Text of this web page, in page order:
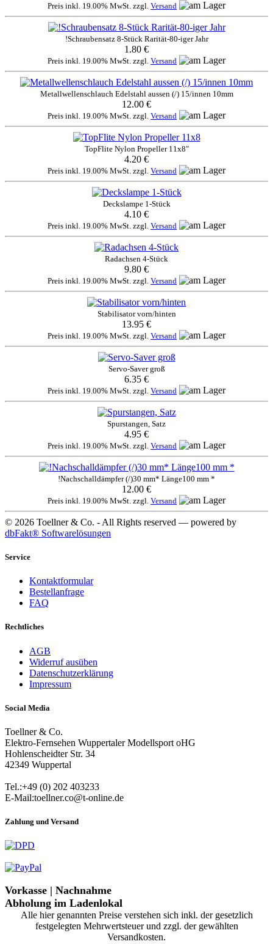
Preis inkl. 19.00% MwSt. zzgl. Versand
!Schraubensatz 8-Stück Rarität-80-iger Jahr
1.80 €
Preis inkl. 19.00% MwSt. zzgl. Versand
Metallwellenschlauch Edelstahl aussen (/) 15/innen 10mm
12.00 €
Preis inkl. 19.00% MwSt. zzgl. Versand
TopFlite Nylon Propeller 11x8"
4.20 €
Preis inkl. 19.00% MwSt. zzgl. Versand
Deckslampe 1-Stück
4.10 €
Preis inkl. 19.00% MwSt. zzgl. Versand
Radachsen 4-Stück
9.80 €
Preis inkl. 19.00% MwSt. zzgl. Versand
Stabilisator vorn/hinten
13.95 €
Preis inkl. 19.00% MwSt. zzgl. Versand
Servo-Saver groß
6.35 €
Preis inkl. 19.00% MwSt. zzgl. Versand
Spurstangen, Satz
4.95 €
Preis inkl. 19.00% MwSt. zzgl. Versand
!Nachschalldämpfer (/)30 mm* Länge100 mm *
12.00 €
Preis inkl. 19.00% MwSt. zzgl. Versand
© 2026 Toellner & Co. - All Rights reserved — powered by
dbFakt® Softwarelösungen
Service
Kontaktformular
Bestellanfrage
FAQ
Rechtliches
AGB
Widerruf ausüben
Datenschutzerklärung
Impressum
Social Media
Toellner & Co.
Elektro-Fernsehen Wuppertaler Modellsport oHG
Hohlenscheidter Str. 34
42349 Wuppertal
Tel.:+49 (0) 202 403233
E-Mail:toellner.co@t-online.de
Zahlung und Versand
Vorkasse | Nachnahme
Abholung im Ladenlokal
Alle hier genannten Preise verstehen sich inkl. der gesetzlich
festgelegten Mehrwertsteuer und zzgl. der gewählten
Versandkosten.